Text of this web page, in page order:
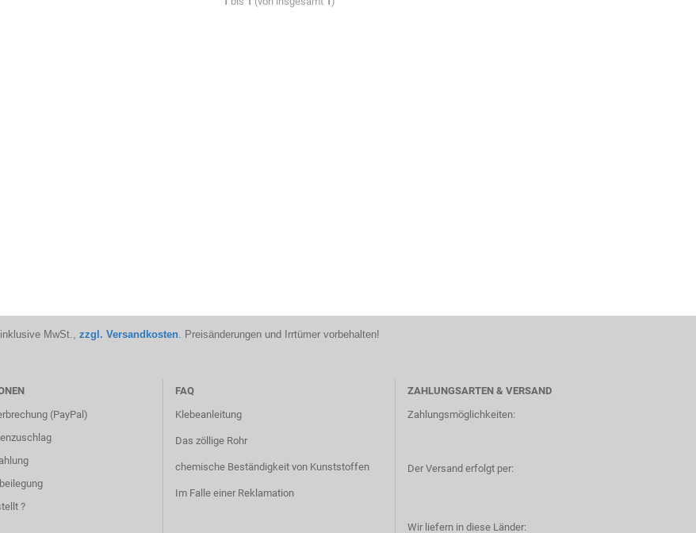
MwSt., zzgl. Versandkosten. Preisänderungen und Irrtümer vorbehalten!
(PayPal)
?
FAQ
Klebeanleitung
Das zöllige Rohr
chemische Beständigkeit von Kunststoffen
Im Falle einer Reklamation
ZAHLUNGSARTEN & VERSAND
Zahlungsmöglichkeiten:
Der Versand erfolgt per:
Wir liefern in diese Länder: